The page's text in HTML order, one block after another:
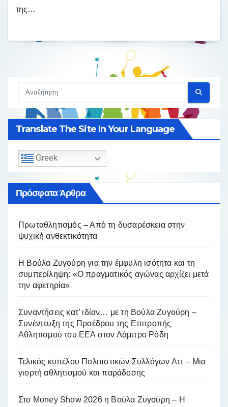
της…
Translate The Site In Your Language
Greek
Πρόσφατα Άρθρα
Πρωταθλητισμός – Από τη δυσαρέσκεια στην
ψυχική ανθεκτικότητα
Η Βούλα Ζυγούρη για την έμφυλη ισότητα και τη
συμπερίληψη: «Ο πραγματικός αγώνας αρχίζει μετά
την αφετηρία»
Συναντήσεις κατ’ ιδίαν… με τη Βούλα Ζυγούρη –
Συνέντευξη της Προέδρου της Επιτροπής
Αθλητισμού του ΕΕΑ στον Λάμπρο Ρόδη
Τελικός κυπέλου Πολιτιστικών Συλλόγων Αττ – Μια
γιορτή αθλητισμού και παράδοσης
Στο Money Show 2026 η Βούλα Ζυγούρη – Η